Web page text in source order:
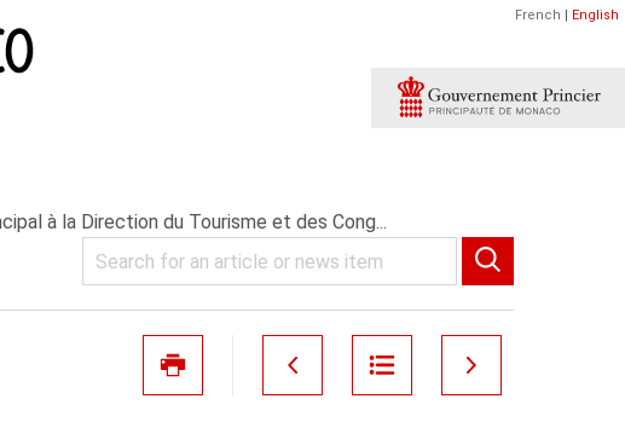
French | English
à la Direction du Tourisme et des Cong...